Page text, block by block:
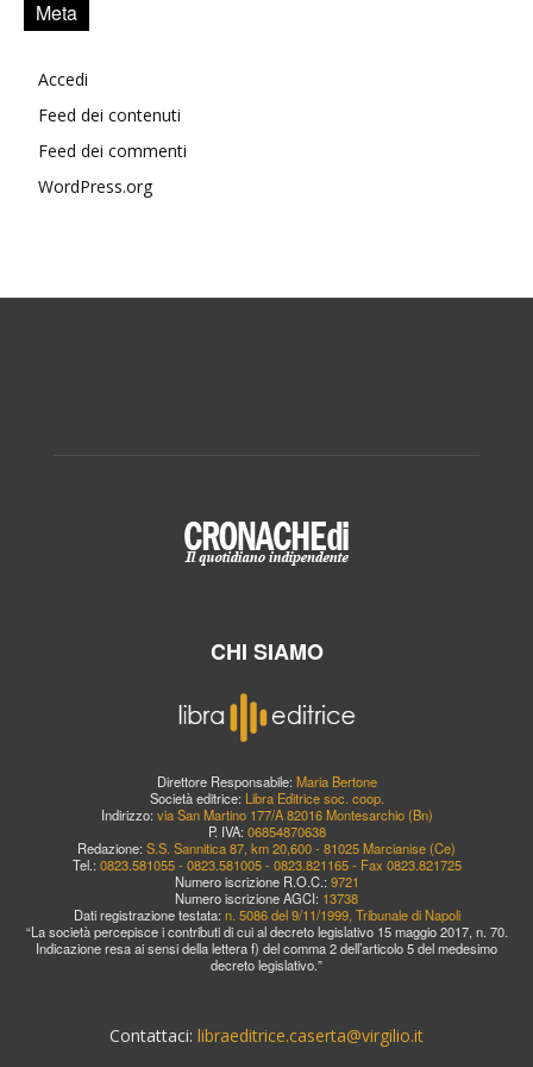
Meta
Accedi
Feed dei contenuti
Feed dei commenti
WordPress.org
CHI SIAMO
Direttore Responsabile: Maria Bertone
Società editrice: Libra Editrice soc. coop.
Indirizzo: via San Martino 177/A 82016 Montesarchio (Bn)
P. IVA: 06854870638
Redazione: S.S. Sannitica 87, km 20,600 - 81025 Marcianise (Ce)
Tel.: 0823.581055 - 0823.581005 - 0823.821165 - Fax 0823.821725
Numero iscrizione R.O.C.: 9721
Numero iscrizione AGCI: 13738
Dati registrazione testata: n. 5086 del 9/11/1999, Tribunale di Napoli
“La società percepisce i contributi di cui al decreto legislativo 15 maggio 2017, n. 70.
Indicazione resa ai sensi della lettera f) del comma 2 dell’articolo 5 del medesimo
decreto legislativo.”
Contattaci: libraeditrice.caserta@virgilio.it